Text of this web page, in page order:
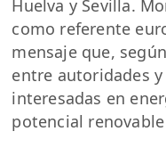
Huelva y Sevilla.
como referente
mensaje que,
entre autoridades
interesadas en
potencial